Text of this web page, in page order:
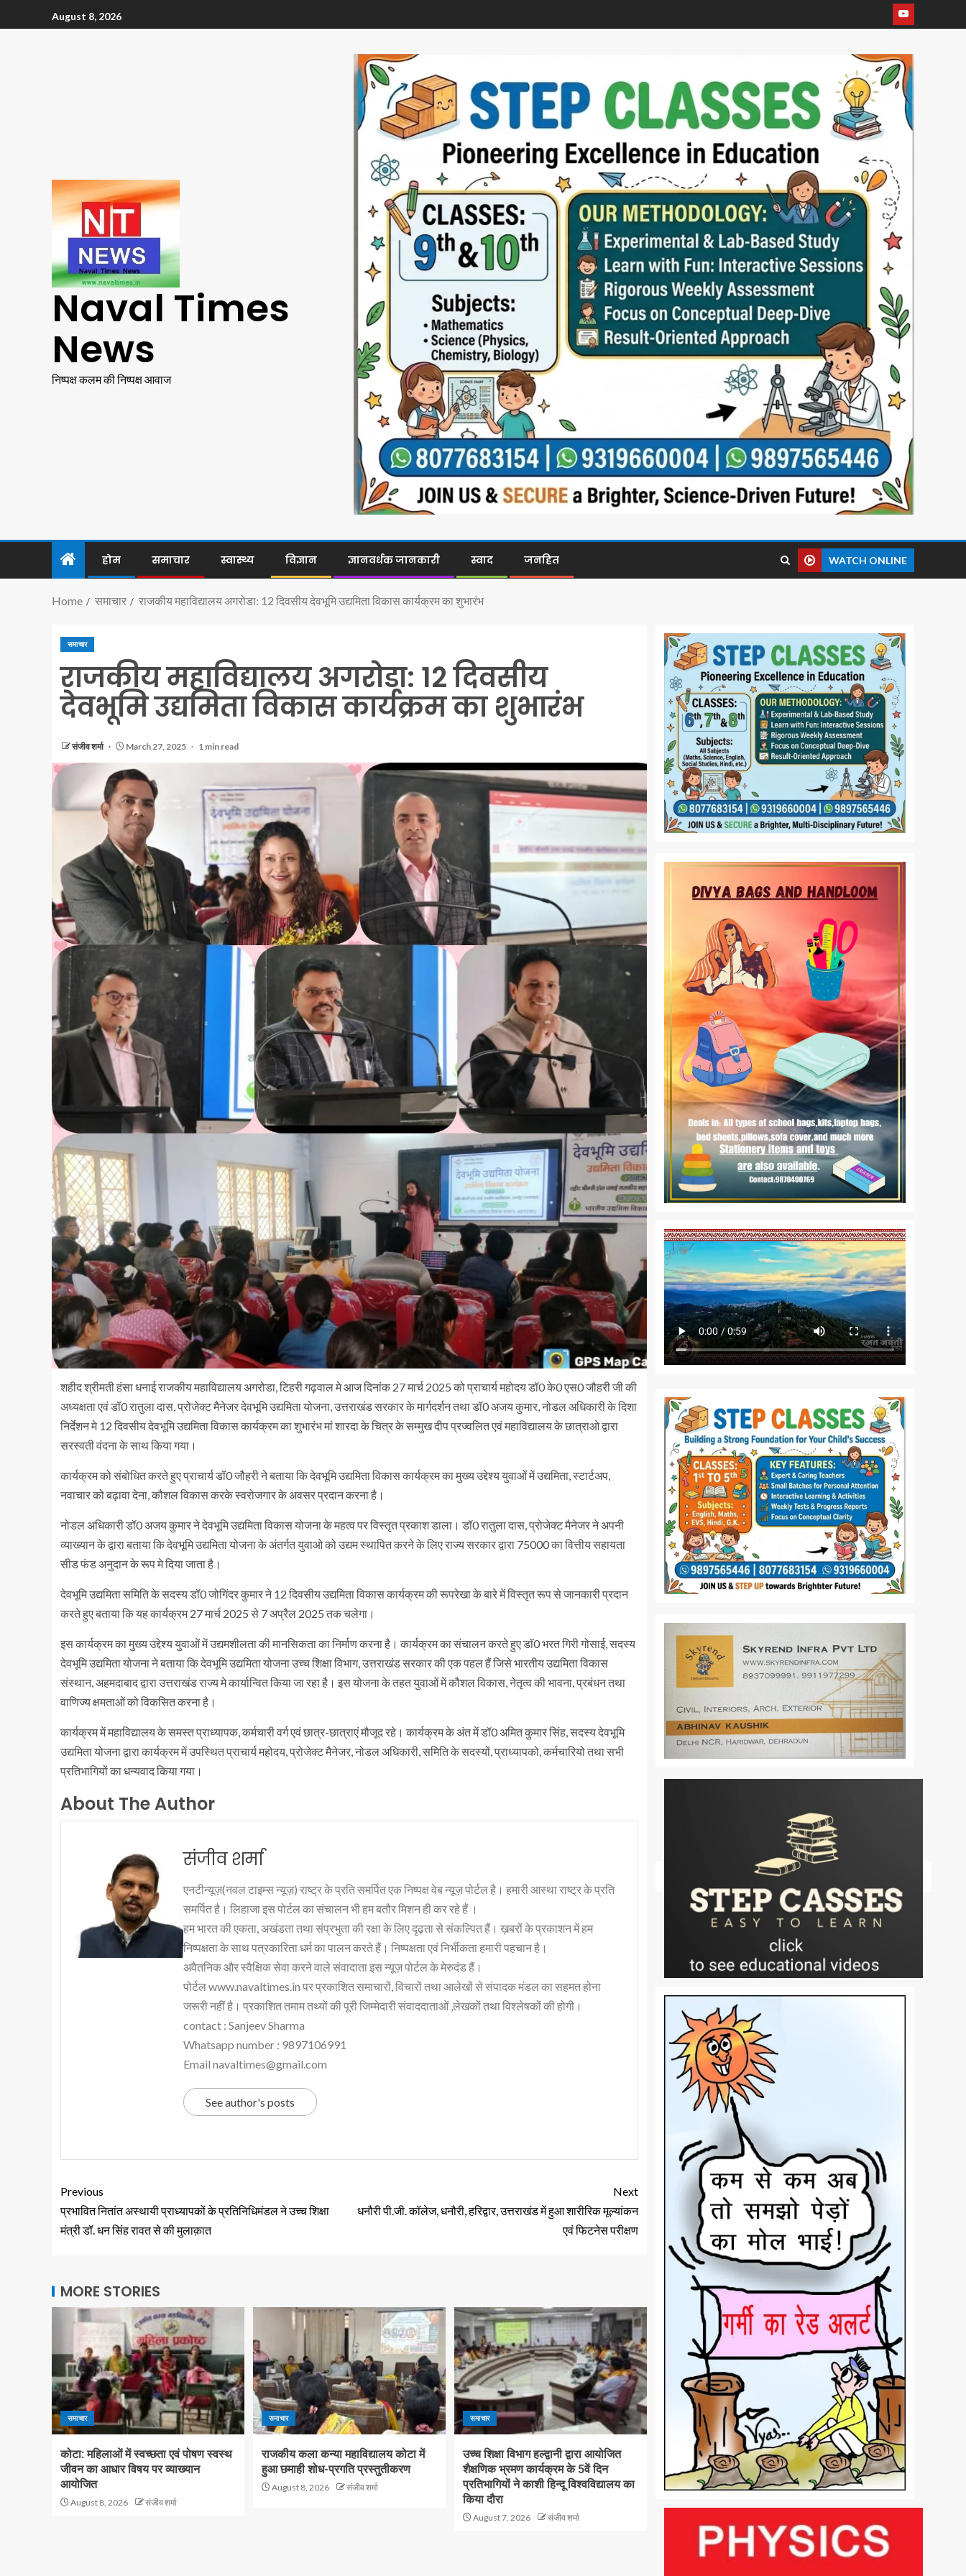
August 8, 2026
Naval Times
News
निष्पक्ष कलम की निष्पक्ष आवाज
होम समाचार स्वास्थ्य विज्ञान ज्ञानवर्धक जानकारी स्वाद जनहित WATCH ONLINE
Home समाचार राजकीय महाविद्यालय अगरोडा: 12 दिवसीय देवभूमि उद्यमिता विकास कार्यक्रम का शुभारंभ
समाचार
राजकीय महाविद्यालय अगरोडा: 12 दिवसीय
देवभूमि उद्यमिता विकास कार्यक्रम का शुभारंभ
संजीव शर्मा March 27, 2025 1 min read
शहीद श्रीमती हंसा धनाई राजकीय महाविद्यालय अगरोडा, टिहरी गढ़वाल मे आज दिनांक 27 मार्च 2025 को प्राचार्य महोदय डॉ0 के0 एस0 जौहरी जी की
अध्यक्षता एवं डॉ0 रातुला दास, प्रोजेक्ट मैनेजर देवभूमि उद्यमिता योजना, उत्तराखंड सरकार के मार्गदर्शन तथा डॉ0 अजय कुमार, नोडल अधिकारी के दिशा
निर्देशन मे 12 दिवसीय देवभूमि उद्यमिता विकास कार्यक्रम का शुभारंभ मां शारदा के चित्र के सम्मुख दीप प्रज्वलित एवं महाविद्यालय के छात्राओ द्वारा
सरस्वती वंदना के साथ किया गया।
कार्यक्रम को संबोधित करते हुए प्राचार्य डॉ0 जौहरी ने बताया कि देवभूमि उद्यमिता विकास कार्यक्रम का मुख्य उद्देश्य युवाओं में उद्यमिता, स्टार्टअप,
नवाचार को बढ़ावा देना, कौशल विकास करके स्वरोजगार के अवसर प्रदान करना है।
नोडल अधिकारी डॉ0 अजय कुमार ने देवभूमि उद्यमिता विकास योजना के महत्व पर विस्तृत प्रकाश डाला। डॉ0 रातुला दास, प्रोजेक्ट मैनेजर ने अपनी
व्याख्यान के द्वारा बताया कि देवभूमि उद्यमिता योजना के अंतर्गत युवाओ को उद्यम स्थापित करने के लिए राज्य सरकार द्वारा 75000 का वित्तीय सहायता
सीड फंड अनुदान के रूप मे दिया जाता है।
देवभूमि उद्यमिता समिति के सदस्य डॉ0 जोगिंदर कुमार ने 12 दिवसीय उद्यमिता विकास कार्यक्रम की रूपरेखा के बारे में विस्तृत रूप से जानकारी प्रदान
करते हुए बताया कि यह कार्यक्रम 27 मार्च 2025 से 7 अप्रैल 2025 तक चलेगा।
इस कार्यक्रम का मुख्य उद्देश्य युवाओं में उद्यमशीलता की मानसिकता का निर्माण करना है। कार्यक्रम का संचालन करते हुए डॉ0 भरत गिरी गोसाई, सदस्य
देवभूमि उद्यमिता योजना ने बताया कि देवभूमि उद्यमिता योजना उच्च शिक्षा विभाग, उत्तराखंड सरकार की एक पहल हैं जिसे भारतीय उद्यमिता विकास
संस्थान, अहमदाबाद द्वारा उत्तराखंड राज्य मे कार्यान्वित किया जा रहा है। इस योजना के तहत युवाओं में कौशल विकास, नेतृत्व की भावना, प्रबंधन तथा
वाणिज्य क्षमताओं को विकसित करना है।
कार्यक्रम में महाविद्यालय के समस्त प्राध्यापक, कर्मचारी वर्ग एवं छात्र-छात्राएं मौजूद रहे। कार्यक्रम के अंत में डॉ0 अमित कुमार सिंह, सदस्य देवभूमि
उद्यमिता योजना द्वारा कार्यक्रम में उपस्थित प्राचार्य महोदय, प्रोजेक्ट मैनेजर, नोडल अधिकारी, समिति के सदस्यों, प्राध्यापको, कर्मचारियो तथा सभी
प्रतिभागियों का धन्यवाद किया गया।
About The Author
संजीव शर्मा
एनटीन्यूज़(नवल टाइम्स न्यूज़) राष्ट्र के प्रति समर्पित एक निष्पक्ष वेब न्यूज़ पोर्टल है। हमारी आस्था राष्ट्र के प्रति
समर्पित है। लिहाजा इस पोर्टल का संचालन भी हम बतौर मिशन ही कर रहे हैं ।
हम भारत की एकता, अखंडता तथा संप्रभुता की रक्षा के लिए दृढ़ता से संकल्पित हैं। ख़बरों के प्रकाशन में हम
निष्पक्षता के साथ पत्रकारिता धर्म का पालन करते हैं। निष्पक्षता एवं निर्भीकता हमारी पहचान है।
अवैतनिक और स्वैक्षिक सेवा करने वाले संवादाता इस न्यूज़ पोर्टल के मेरुदंड हैं।
पोर्टल www.navaltimes.in पर प्रकाशित समाचारों, विचारों तथा आलेखों से संपादक मंडल का सहमत होना
जरूरी नहीं है। प्रकाशित तमाम तथ्यों की पूरी जिम्मेदारी संवाददाताओं ,लेखकों तथा विश्लेषकों की होगी।
contact : Sanjeev Sharma
Whatsapp number : 9897106991
Email navaltimes@gmail.com
See author's posts
Previous
प्रभावित नितांत अस्थायी प्राध्यापकों के प्रतिनिधिमंडल ने उच्च शिक्षा
मंत्री डॉ. धन सिंह रावत से की मुलाक़ात
Next
धनौरी पी.जी. कॉलेज, धनौरी, हरिद्वार, उत्तराखंड में हुआ शारीरिक मूल्यांकन
एवं फिटनेस परीक्षण
MORE STORIES
समाचार
कोटा: महिलाओं में स्वच्छता एवं पोषण स्वस्थ
जीवन का आधार विषय पर व्याख्यान
आयोजित
August 8, 2026 संजीव शर्मा
समाचार
राजकीय कला कन्या महाविद्यालय कोटा में
हुआ छमाही शोध-प्रगति प्रस्तुतीकरण
August 8, 2026 संजीव शर्मा
समाचार
उच्च शिक्षा विभाग हल्द्वानी द्वारा आयोजित
शैक्षणिक भ्रमण कार्यक्रम के 5वें दिन
प्रतिभागियों ने काशी हिन्दू विश्वविद्यालय का
किया दौरा
August 7, 2026 संजीव शर्मा